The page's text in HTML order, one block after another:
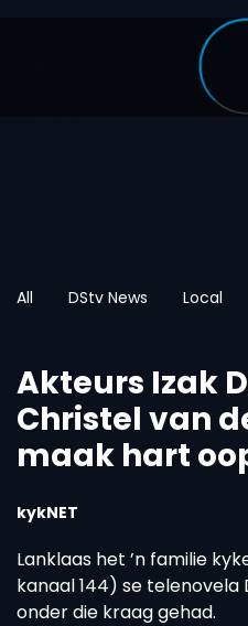
All DStv News Local
Akteurs Izak
Christel van
maak hart
kykNET
Lanklaas het ’n familie
kanaal 144) se
onder die kraag gehad.